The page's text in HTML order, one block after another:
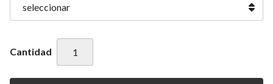
Cantidad